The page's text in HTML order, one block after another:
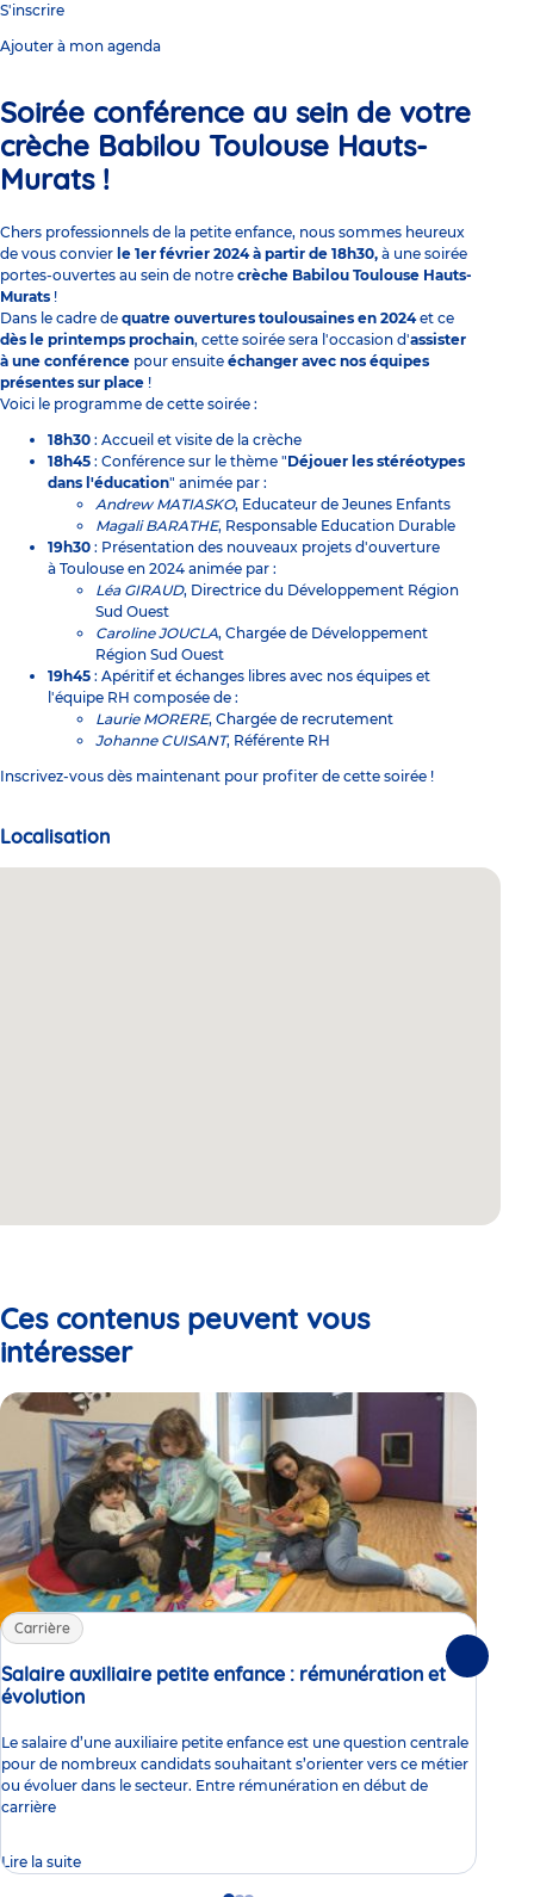
Soirée conférence au sein de votre
crèche Babilou Toulouse Hauts-
Murats !
Chers professionnels de la petite enfance, nous sommes heureux
de vous convier le 1er février 2024 à partir de 18h30, à une soirée
portes-ouvertes au sein de notre crèche Babilou Toulouse Hauts-
Murats !
Dans le cadre de quatre ouvertures toulousaines en 2024et ce
dès le printemps prochain, cette soirée sera l'occasion d'assister
à une conférence pour ensuite échanger avec nos équipes
présentes sur place !
Voici le programme de cette soirée :
18h30 : Accueil et visite de la crèche
18h45 : Conférence sur le thème "Déjouer les stéréotypes
dans l'éducation" animée par :
Andrew MATIASKO, Educateur de Jeunes Enfants
Magali BARATHE, Responsable Education Durable
19h30 : Présentation des nouveaux projets d'ouverture
à Toulouse en 2024 animée par :
Léa GIRAUD, Directrice du Développement Région
Sud Ouest
Caroline JOUCLA, Chargée de Développement
Région Sud Ouest
19h45 : Apéritif et échanges libres avec nos équipes et
l'équipe RH composée de :
Laurie MORERE, Chargée de recrutement
Johanne CUISANT, Référente RH
Inscrivez-vous dès maintenant pour profiter de cette soirée !
Localisation
S'inscrire
Ajouter à mon agenda
Ces contenus peuvent vous
intéresser
Carrière
Salaire auxiliaire petite enfance : rémunération et
évolution
Le salaire d’une auxiliaire petite enfance est une question centrale
pour de nombreux candidats souhaitant s’orienter vers ce métier
ou évoluer dans le secteur. Entre rémunération en début de
carrière
Lire la suite